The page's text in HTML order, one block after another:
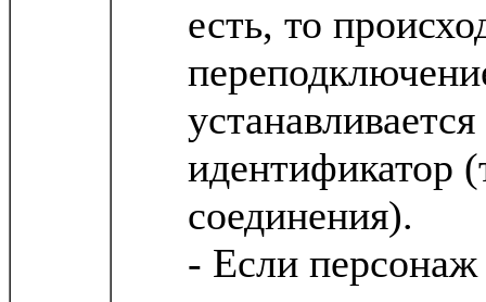
есть, то
идентификатор
соединения).
- Если персонаж